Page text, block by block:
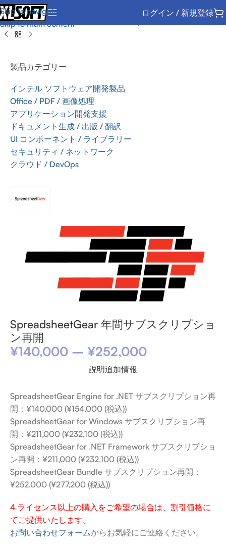
Skip to navigation
Skip to main content
ログイン / 新規登録
ホーム/Office / PDF / 画像処理
製品カテゴリー
インテル ソフトウェア開発製品
Office / PDF / 画像処理
アプリケーション開発支援
ドキュメント生成 / 出版 / 翻訳
UI コンポーネント / ライブラリー
セキュリティ / ネットワーク
クラウド / DevOps
SpreadsheetGear 年間サブスクリプショ
ン再開
¥140,000 – ¥252,000
説明追加情報
SpreadsheetGear Engine for .NET サブスクリプション再
開：¥140,000 (¥154,000 (税込))
SpreadsheetGear for Windows サブスクリプション再
開：¥211,000 (¥232,100 (税込))
SpreadsheetGear for .NET Framework サブスクリプショ
ン再開：¥211,000 (¥232,100 (税込))
SpreadsheetGear Bundle サブスクリプション再開：
¥252,000 (¥277,200 (税込))
4 ライセンス以上の購入をご希望の場合は、割引価格に
てご提供いたします。
お問い合わせフォームからお気軽にご連絡ください。